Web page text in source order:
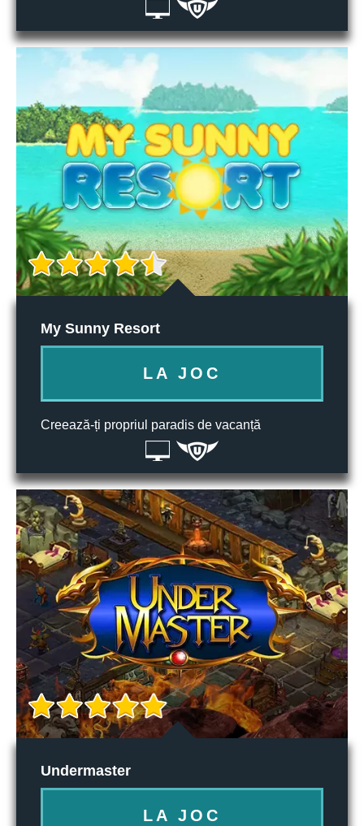
My Sunny Resort
LA JOC
Creează-ți propriul paradis de vacanță
Undermaster
LA JOC